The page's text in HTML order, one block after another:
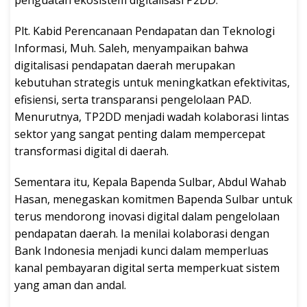
Plt. Kabid Perencanaan Pendapatan dan Teknologi
Informasi, Muh. Saleh, menyampaikan bahwa
digitalisasi pendapatan daerah merupakan
kebutuhan strategis untuk meningkatkan efektivitas,
efisiensi, serta transparansi pengelolaan PAD.
Menurutnya, TP2DD menjadi wadah kolaborasi lintas
sektor yang sangat penting dalam mempercepat
transformasi digital di daerah.
Sementara itu, Kepala Bapenda Sulbar, Abdul Wahab
Hasan, menegaskan komitmen Bapenda Sulbar untuk
terus mendorong inovasi digital dalam pengelolaan
pendapatan daerah. Ia menilai kolaborasi dengan
Bank Indonesia menjadi kunci dalam memperluas
kanal pembayaran digital serta memperkuat sistem
yang aman dan andal.